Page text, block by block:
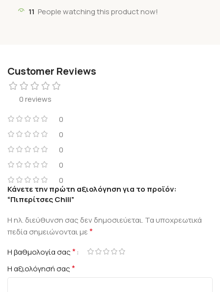
11 People watching this product now!
Customer Reviews
0 reviews
0
0
0
0
0
Κάνετε την πρώτη αξιολόγηση για το προϊόν:
“Πιπερίτσες Chili”
Η ηλ. διεύθυνση σας δεν δημοσιεύεται. Τα υποχρεωτικά
πεδία σημειώνονται με*
Η βαθμολογία σας*
Η αξιολόγησή σας*